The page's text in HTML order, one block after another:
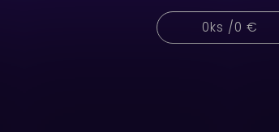
0ks /0 €